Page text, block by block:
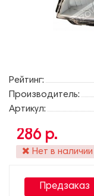
Рейтинг:
Производитель:
Артикул:
286 р.
Нет в наличии
Предзаказ